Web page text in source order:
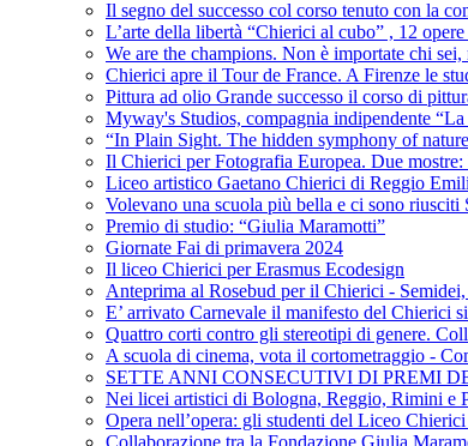
Il segno del successo col corso tenuto con la
L’arte della libertà “Chierici al cubo” , 12
We are the champions. Non è importate chi
Chierici apre il Tour de France. A Firenze le
Pittura ad olio Grande successo il corso di
Myway's Studios, compagnia indipendente
“In Plain Sight. The hidden symphony of
Il Chierici per Fotografia Europea. Due
Liceo artistico Gaetano Chierici di Reggio
Volevano una scuola più bella e ci sono
Premio di studio: “Giulia Maramotti”
Giornate Fai di primavera 2024
Il liceo Chierici per Erasmus Ecodesign
Anteprima al Rosebud per il Chierici -
E’ arrivato Carnevale il manifesto del Chierici
Quattro corti contro gli stereotipi di genere.
A scuola di cinema, vota il cortometraggio -
SETTE ANNI CONSECUTIVI DI PREMI
Nei licei artistici di Bologna, Reggio, Rimini e
Opera nell’opera: gli studenti del Liceo